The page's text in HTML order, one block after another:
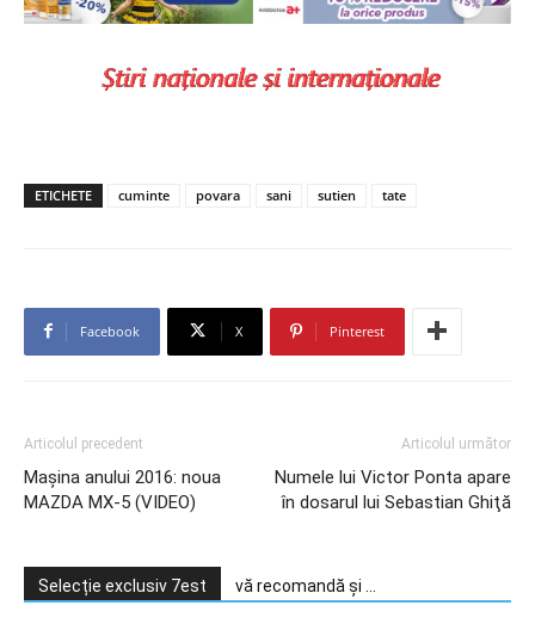
ETICHETE cuminte povara sani sutien tate
Facebook X Pinterest
Articolul precedent
Maşina anului 2016: noua
MAZDA MX-5 (VIDEO)
Articolul următor
Numele lui Victor Ponta apare
în dosarul lui Sebastian Ghiţă
Selecție exclusiv 7est vă recomandă și ...